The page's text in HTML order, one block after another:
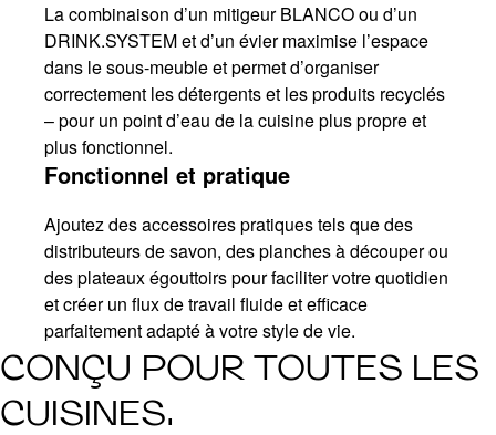
La combinaison d’un mitigeur BLANCO ou d’un
DRINK.SYSTEM et d’un évier maximise l’espace
dans le sous-meuble et permet d’organiser
correctement les détergents et les produits recyclés
– pour un point d’eau de la cuisine plus propre et
plus fonctionnel.
Fonctionnel et pratique
Ajoutez des accessoires pratiques tels que des
distributeurs de savon, des planches à découper ou
des plateaux égouttoirs pour faciliter votre quotidien
et créer un flux de travail fluide et efficace
parfaitement adapté à votre style de vie.
CONÇU POUR TOUTES LES
CUISINES.